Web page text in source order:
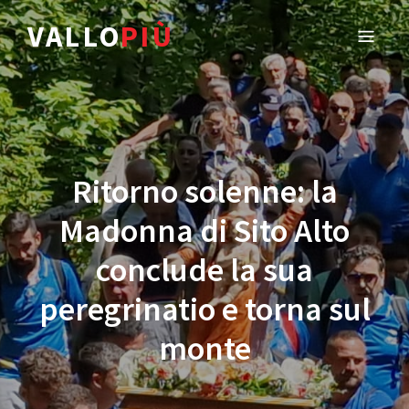
VALLOPIÙ
Ritorno solenne: la
Madonna di Sito Alto
conclude la sua
peregrinatio e torna sul
monte